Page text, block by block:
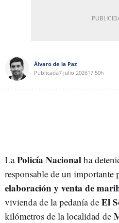
Álvaro de la Paz
Publicada7 julio 202617:50h
LaPolicía Nacional ha
responsable de un importante
elaboración y venta de
vivienda de la pedanía de El
kilómetros de la localidad de